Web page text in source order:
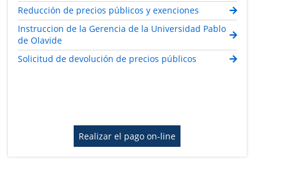
Reducción de precios públicos y exenciones
Instruccion de la Gerencia de la Universidad Pablo
de Olavide
Solicitud de devolución de precios públicos
Realizar el pago on-line